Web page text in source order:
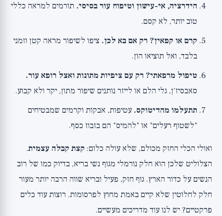
הידרציה, אי-עישון וטיפוח עור בסיסי. תורמים למראה כללי
טוב יותר, לא קסם.
קרם או קפאין? רק אם בא לכן. ציפו לשיפור מראה קטן וזמני
בלבד, ואל תוציאו הון.
טיפול מרפאתי? רק עם ציפיות מתונות ואצל רופא עור.
סאבסיז'ן, גלי הלם או לייזר נותנים שיפור מתון, יקר ולא קבוע.
תתעלמו מהדיטוקס. עטיפות, אבקות וקרמים שמבטיחים
"לשטוף רעלים" או "להמיס" הם בזבוז כסף.
ואולי הכלי החזק מכולם, שלא עולה כלום: קצת קבלה עצמית.
הצלוליט שלכן הוא חלק נורמלי מגוף נשי בריא, בדיוק כמו של רוב
הנשים על כדור הארץ. גוף חזק, פעיל ובריא שווה הרבה יותר מעור
חלק לחלוטין שלא קיים באמת מחוץ לפרסומות. רוצות עוד כלים
פרקטיים? יש לנועוד מדריכים מעשיים.